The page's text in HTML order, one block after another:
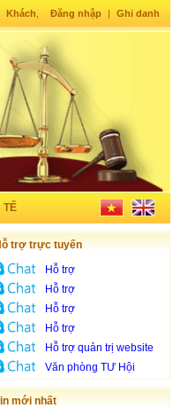
Khách Đăng nhập | Ghi danh
TẾ
trợ trực tuyến
Hỗ trợ
Hỗ trợ
Hỗ trợ
Hỗ trợ
Hỗ trợ quản trị website
Văn phòng TƯ Hội
mới nhất